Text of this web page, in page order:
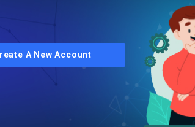
A New Account